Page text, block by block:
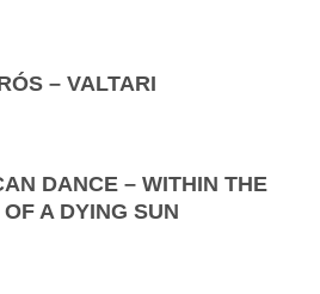
– VALTARI
DANCE – WITHIN THE
A DYING SUN